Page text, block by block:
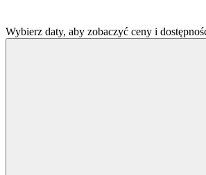
Wybierz daty, aby zobaczyć ceny i